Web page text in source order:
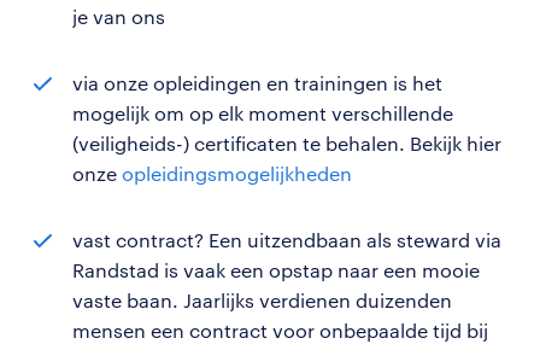
je van ons
via onze opleidingen en trainingen is het
mogelijk om op elk moment verschillende
(veiligheids-) certificaten te behalen. Bekijk hier
onze opleidingsmogelijkheden
vast contract? Een uitzendbaan als steward via
Randstad is vaak een opstap naar een mooie
vaste baan. Jaarlijks verdienen duizenden
mensen een contract voor onbepaalde tijd bij